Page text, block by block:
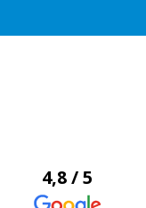
4,8 / 5